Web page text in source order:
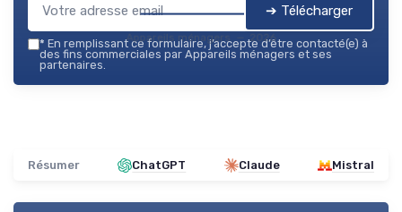
Appareils ménagers — 2026
➔ Télécharger
* En remplissant ce formulaire, j’accepte d’être contacté(e) à
des fins commerciales par Appareils ménagers et ses
partenaires.
Résumer ChatGPT Claude Mistral